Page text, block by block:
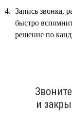
Запись звонка,
быстро
решение по
и